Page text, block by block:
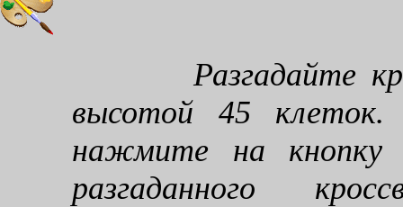
Разгадайте
высотой 45 клеток.
нажмите на кнопку
разгаданного